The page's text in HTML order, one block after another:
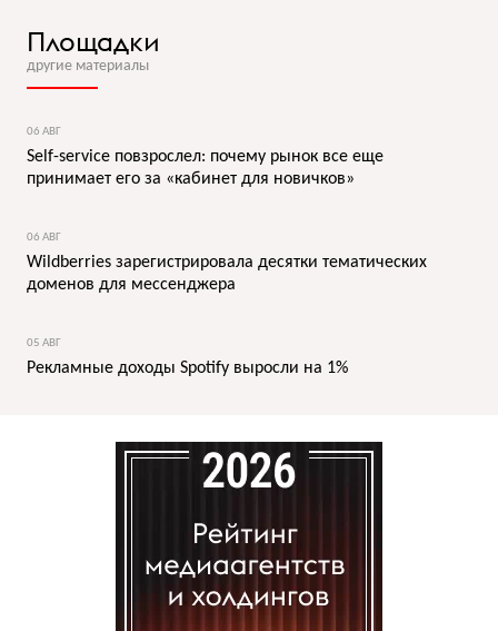
Площадки
другие материалы
06 АВГ
Self-service повзрослел: почему рынок все еще
принимает его за «кабинет для новичков»
06 АВГ
Wildberries зарегистрировала десятки тематических
доменов для мессенджера
05 АВГ
Рекламные доходы Spotify выросли на 1%